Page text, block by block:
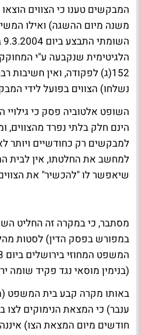
המבקשים טענו כי הצווים
משנה מיום ההשגה) ואילו
הלגיטימית שנקבעה ע"י
152(ג) לפקודה, ואין חשיבות
נשלחו) הצווים בפועל לידי
השופט אלטוביה פסק כי גילויי
הינם חלק בלתי נפרד מהצווים,
למבקשים רק כחודשיים ויותר
למחשב את החלטתו, אין לבית
שיאפשר לו "להכשיר" את
מסתבר, כי במקרה זה החליט
במפורש בפסק הדין) לסטות
(בנימין מוסאי נגד פקיד שומה
באותו מקרה קבע בית המשפט
ענבר) כי המצאת הנימוקים לצו
חודשים מיום המצאת הצו)